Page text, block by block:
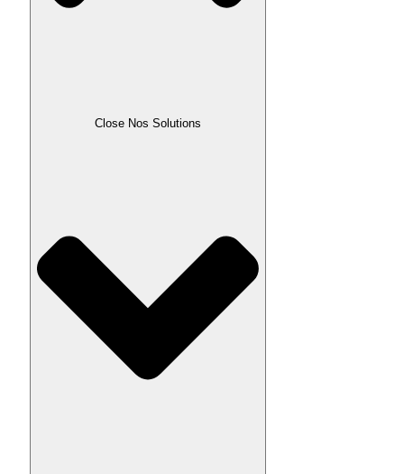
Close Nos Solutions